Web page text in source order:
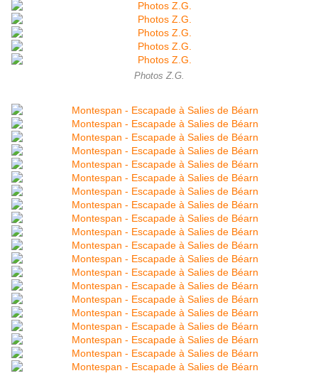
Photos Z.G.